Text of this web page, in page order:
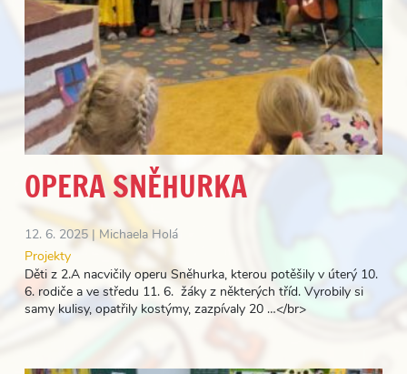
OPERA SNĚHURKA
12. 6. 2025 | Michaela Holá
Projekty
Děti z 2.A nacvičily operu Sněhurka, kterou potěšily v úterý 10.
6. rodiče a ve středu 11. 6. žáky z některých tříd. Vyrobily si
samy kulisy, opatřily kostýmy, zazpívaly 20 …</br>